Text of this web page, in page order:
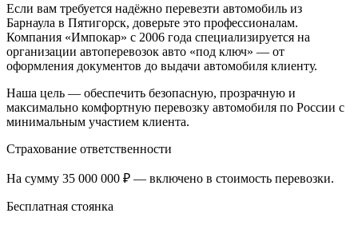
Если вам требуется надёжно перевезти автомобиль из
Барнаула в Пятигорск, доверьте это профессионалам.
Компания «Импокар» с 2006 года специализируется на
организации автоперевозок авто «под ключ» — от
оформления документов до выдачи автомобиля клиенту.
Наша цель — обеспечить безопасную, прозрачную и
максимально комфортную перевозку автомобиля по России с
минимальным участием клиента.
Страхование ответственности
На сумму 35 000 000 ₽ — включено в стоимость перевозки.
Бесплатная стоянка